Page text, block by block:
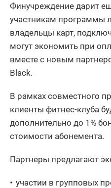
Финучреждение дарит
участникам программы
владельцы карт,
могут экономить при
вместе с новым
Black.
В рамках совместного
клиенты фитнес-клуба
дополнительно до 1%
стоимости абонемента.
Партнеры предлагают
участии в групповых